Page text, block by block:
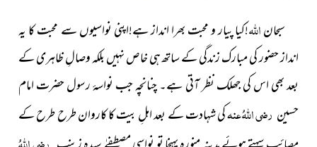
سبحاناللہ!کیا پیار و محبت بھرا انداز ہے!اپنی نواسیوں سے محبت کا یہ
انداز حضور کی مبارک زندگی کے ساتھ ہی خاص نہیں بلکہ وصالِ ظاہری کے
بعد بھی اس کی جھلک نظر آتی ہے۔ چنانچہ جب نواسۂ رسول حضرت امام
حسین رضی اللہُ عنہکی شہادت کے بعد اہلِ بیت کا کاروان طرح طرح کے